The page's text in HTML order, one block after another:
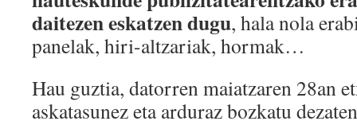
daitezen eskatzen dugu, hala nola
panelak, hiri-altzariak, hormak…
Hau guztia, datorren maiatzaren 28an
askatasunez eta arduraz bozkatu